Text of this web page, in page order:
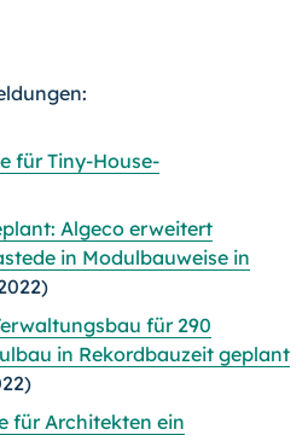
für Tiny-House-
Algeco erweitert
in Modulbauweise in
für 290
in Rekordbauzeit geplant
für Architekten ein